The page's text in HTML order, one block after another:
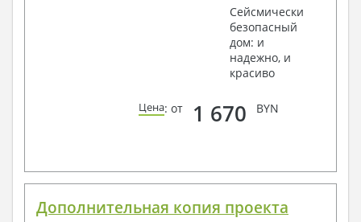
Сейсмически
безопасный
дом: и
надежно, и
красиво
Цена: от 1 670 BYN
Дополнительная копия проекта